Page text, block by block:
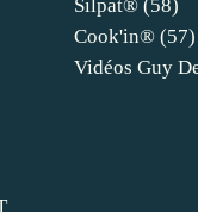
Silpat® (58)
Cook'in® (57)
Vidéos Guy